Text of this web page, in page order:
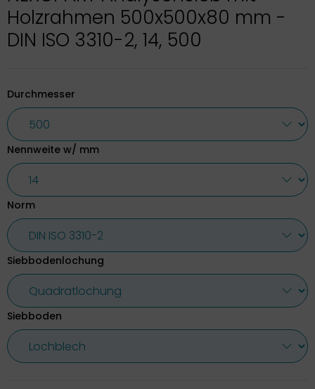
Holzrahmen 500x500x80 mm -
DIN ISO 3310-2, 14, 500
Durchmesser
Nennweite w/ mm
Norm
Siebbodenlochung
Siebboden